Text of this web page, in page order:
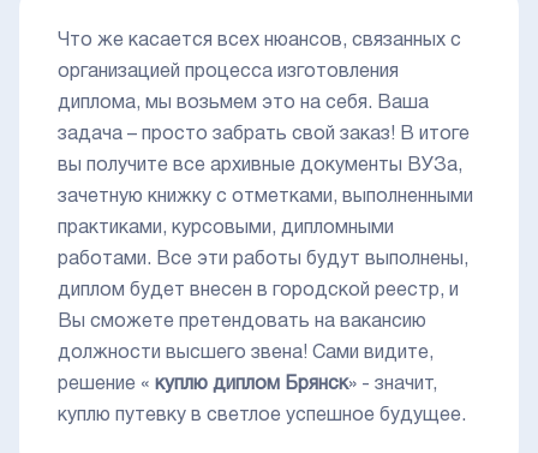
Что же касается всех нюансов, связанных с
организацией процесса изготовления
диплома, мы возьмем это на себя. Ваша
задача – просто забрать свой заказ! В итоге
вы получите все архивные документы ВУЗа,
зачетную книжку с отметками, выполненными
практиками, курсовыми, дипломными
работами. Все эти работы будут выполнены,
диплом будет внесен в городской реестр, и
Вы сможете претендовать на вакансию
должности высшего звена! Сами видите,
решение « куплю диплом Брянск» - значит,
куплю путевку в светлое успешное будущее.